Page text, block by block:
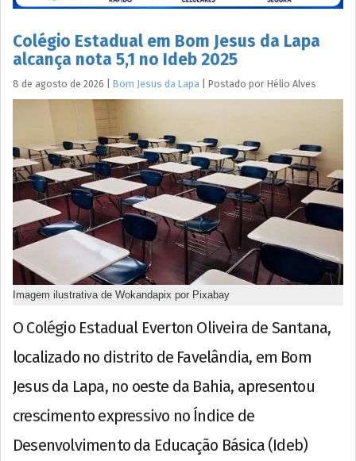
Colégio Estadual em Bom Jesus da Lapa
alcança nota 5,1 no Ideb 2025
8 de agosto de 2026 Bom Jesus da Lapa Postado por Hélio Alves
Imagem ilustrativa de Wokandapix por Pixabay
O Colégio Estadual Everton Oliveira de Santana,
localizado no distrito de Favelândia, em Bom
Jesus da Lapa, no oeste da Bahia, apresentou
crescimento expressivo no Índice de
Desenvolvimento da Educação Básica (Ideb)